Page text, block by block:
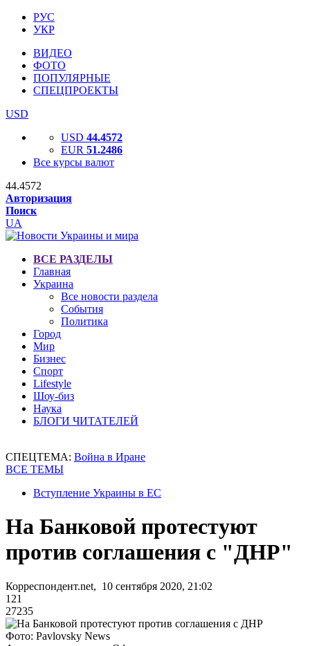
РУС
УКР
ВИДЕО
ФОТО
ПОПУЛЯРНЫЕ
СПЕЦПРОЕКТЫ
USD
USD 44.4572
EUR 51.2486
Все курсы валют
44.4572
Авторизация
Поиск
UA
ВСЕ РАЗДЕЛЫ
Главная
Украина
Все новости раздела
События
Политика
Город
Мир
Бизнес
Спорт
Lifestyle
Шоу-биз
Наука
БЛОГИ ЧИТАТЕЛЕЙ
СПЕЦТЕМА: Война в Иране
ВСЕ ТЕМЫ
Вступление Украины в ЕС
На Банковой протестуют
против соглашения с "ДНР"
Корреспондент.net, 10 сентября 2020, 21:02
121
27235
Фото: Pavlovsky News